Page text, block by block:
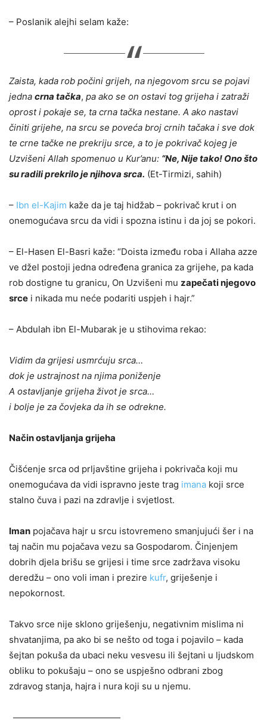
– Poslanik alejhi selam kaže:
Zaista, kada rob počini grijeh, na njegovom srcu se pojavi
jedna crna tačka, pa ako se on ostavi tog grijeha i zatraži
oprost i pokaje se, ta crna tačka nestane. A ako nastavi
činiti grijehe, na srcu se poveća broj crnih tačaka i sve dok
te crne tačke ne prekriju srce, a to je pokrivač kojeg je
Uzvišeni Allah spomenuo u Kur’anu: “Ne, Nije tako! Ono što
su radili prekrilo je njihova srca. (Et-Tirmizi, sahih)
– Ibn el-Kajim kaže da je taj hidžab – pokrivač krut i on
onemogućava srcu da vidi i spozna istinu i da joj se pokori.
– El-Hasen El-Basri kaže: “Doista između roba i Allaha azze
ve džel postoji jedna određena granica za grijehe, pa kada
rob dostigne tu granicu, On Uzvišeni mu zapečati njegovo
srce i nikada mu neće podariti uspjeh i hajr.”
– Abdulah ibn El-Mubarak je u stihovima rekao:
Vidim da grijesi usmrćuju srca…
dok je ustrajnost na njima poniženje
A ostavljanje grijeha život je srca…
i bolje je za čovjeka da ih se odrekne.
Način ostavljanja grijeha
Čišćenje srca od prljavštine grijeha i pokrivača koji mu
onemogućava da vidi ispravno jeste trag imana koji srce
stalno čuva i pazi na zdravlje i svjetlost.
Iman pojačava hajr u srcu istovremeno smanjujući šer i na
taj način mu pojačava vezu sa Gospodarom. Činjenjem
dobrih djela brišu se grijesi i time srce zadržava visoku
deredžu – ono voli iman i prezire kufr, griješenje i
nepokornost.
Takvo srce nije sklono griješenju, negativnim mislima ni
shvatanjima, pa ako bi se nešto od toga i pojavilo – kada
šejtan pokuša da ubaci neku vesvesu ili šejtani u ljudskom
obliku to pokušaju – ono se uspješno odbrani zbog
zdravog stanja, hajra i nura koji su u njemu.